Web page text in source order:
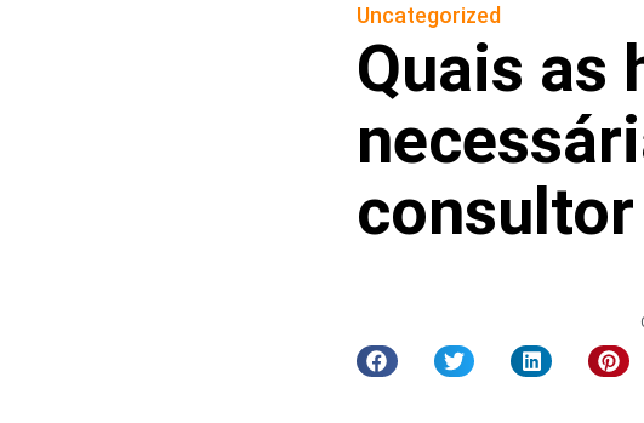
Uncategorized
Quais as
consultor